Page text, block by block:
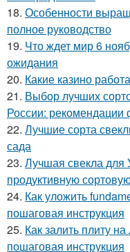
18. Особенности
полное руководство
19. Что ждет мир 6
ожидания
20. Какие казино
21. Выбор лучших
России:
22. Лучшие сорта
сада
23. Лучшая свекла для
продуктивную
24. Как уложить
пошаговая инструкция
25. Как залить плиту
пошаговая инструкция